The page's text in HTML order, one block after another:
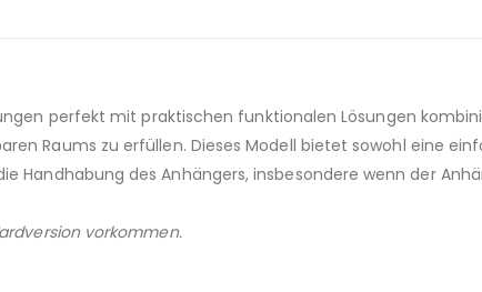
perfekt mit praktischen funktionalen Lösungen
Raums zu erfüllen. Dieses Modell bietet sowohl eine
Handhabung des Anhängers, insbesondere wenn der
vorkommen.